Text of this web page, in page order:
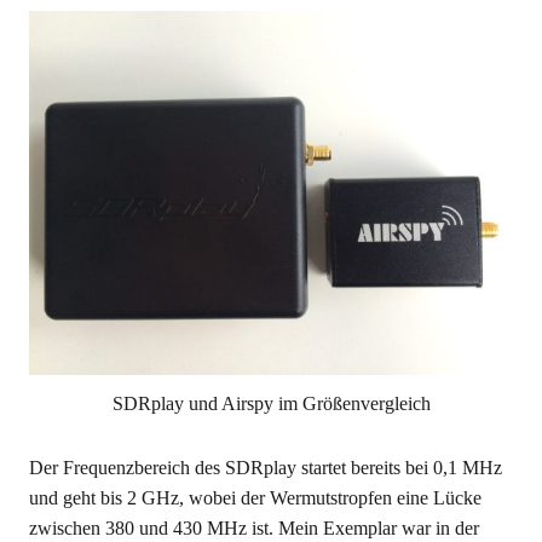
SDRplay und Airspy im Größenvergleich
Der Frequenzbereich des SDRplay startet bereits bei 0,1 MHz
und geht bis 2 GHz, wobei der Wermutstropfen eine Lücke
zwischen 380 und 430 MHz ist. Mein Exemplar war in der